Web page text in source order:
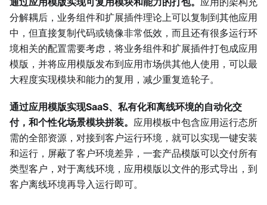
分解耦后，业务组件和扩展插件理论上可以复制到其他应用
中，但直接复制代码或镜像非常低效，而且还有很多运行环
境相关的配置需要考虑，将业务组件和扩展插件打包成应用
模版，并将应用模版发布到应用市场供其他人使用，可以最
大程度实现模块和能力的复用，减少重复造轮子。
通过应用模版实现SaaS、私有化和离线环境的自动化交
付，和个性化场景模块拼装。 应用模板中包含应用运行态所
需的全部资源，对接到客户运行环境，就可以实现一键安装
和运行，屏蔽了客户环境差异，一套产品模版可以交付所有
类型客户，对于离线环境，应用模版以文件的形式导出，到
客户离线环境再导入运行即可。